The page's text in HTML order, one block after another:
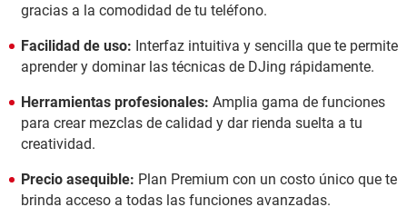
gracias a la comodidad de tu teléfono.
Facilidad de uso: Interfaz intuitiva y sencilla que te permite
aprender y dominar las técnicas de DJing rápidamente.
Herramientas profesionales: Amplia gama de funciones
para crear mezclas de calidad y dar rienda suelta a tu
creatividad.
Precio asequible: Plan Premium con un costo único que te
brinda acceso a todas las funciones avanzadas.